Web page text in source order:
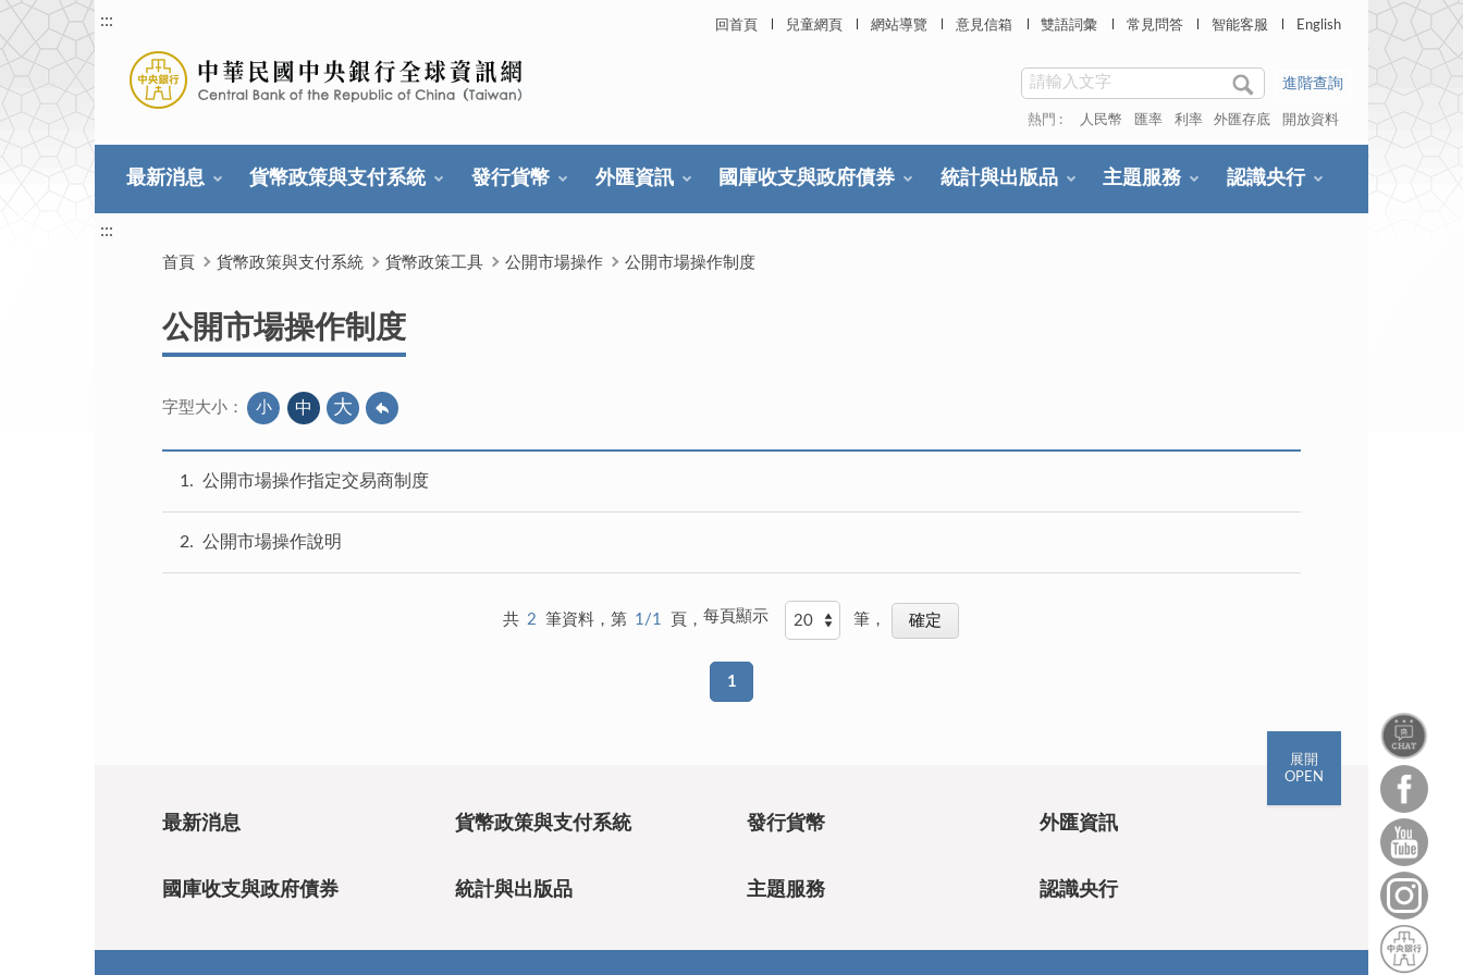
回首頁 兒童網頁 網站導覽 意見信箱 雙語詞彙 常見問答 智能客服 English
:::
進階查詢
熱門 : 人民幣 匯率 利率 外匯存底 開放資料
最新消息 貨幣政策與支付系統 發行貨幣 外匯資訊 國庫收支與政府債券 統計與出版品 主題服務 認識央行
:::
首頁 貨幣政策與支付系統 貨幣政策工具 公開市場操作 公開市場操作制度
公開市場操作制度
字型大小： 小 中 大
1 公開市場操作指定交易商制度
2 公開市場操作說明
共 2 筆資料，第 1/1 頁， 每頁顯示 筆，
1
展開
OPEN
最新消息 貨幣政策與支付系統 發行貨幣 外匯資訊
國庫收支與政府債券 統計與出版品 主題服務 認識央行